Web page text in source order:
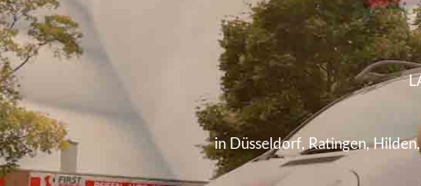
in Düsseldorf, Ratingen,